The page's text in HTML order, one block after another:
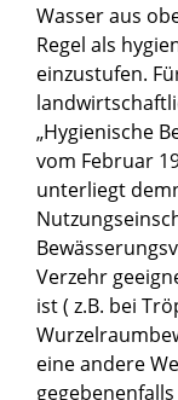
Wasser aus
Regel als
einzustufen.
„Hygienische
vom Februar
unterliegt
Verzehr
ist ( z.B. bei
eine andere